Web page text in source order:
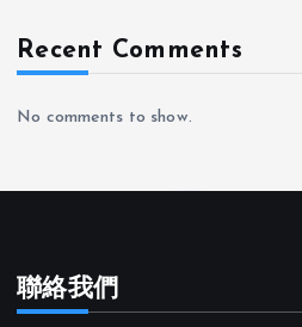
Recent Comments
No comments to show.
聯絡我們